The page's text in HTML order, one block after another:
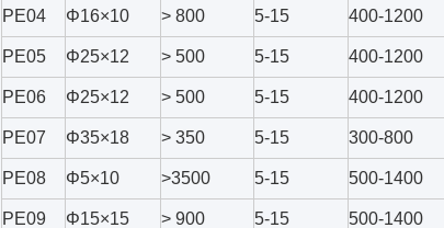
PE04 Φ16×10 > 800 5-15 400-1200
PE05 Φ25×12 > 500 5-15 400-1200
PE06 Φ25×12 > 500 5-15 400-1200
PE07 Φ35×18 > 350 5-15 300-800
PE08 Φ5×10 >3500 5-15 500-1400
PE09 Φ15×15 > 900 5-15 500-1400